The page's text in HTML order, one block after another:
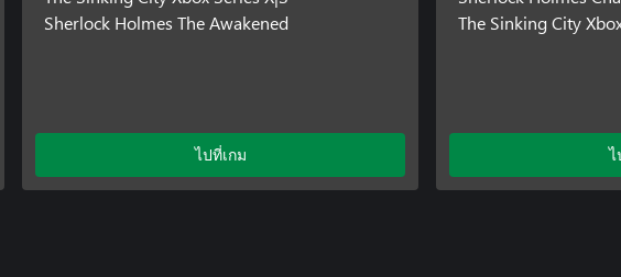
Sherlock Holmes The Awakened
ไปที่เกม
The Sinking City
ไ